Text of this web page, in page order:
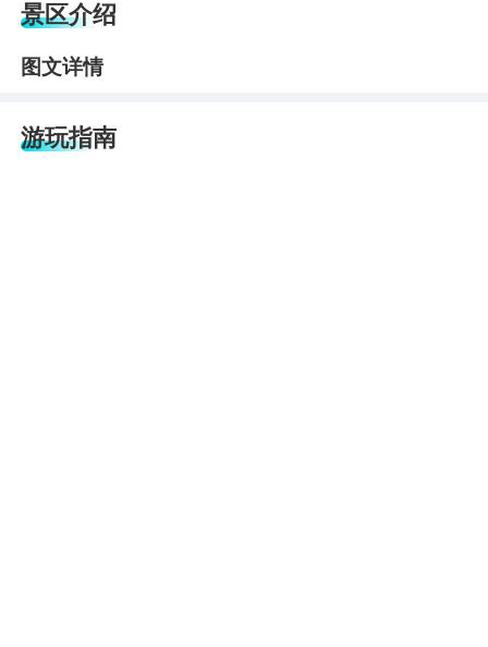
景区介绍
图文详情
游玩指南